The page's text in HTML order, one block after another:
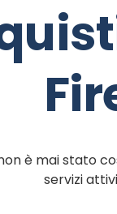
è mai stato
servizi